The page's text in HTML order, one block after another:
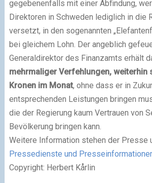
gegebenenfalls mit einer Abfindung,
Direktoren in Schweden lediglich in die
versetzt, in den sogenannten
bei gleichem Lohn. Der angeblich
Generaldirektor des Finanzamts erhält
mehrmaliger Verfehlungen, weiterhin
Kronen im Monat, ohne dass er in
entsprechenden Leistungen bringen
die der Regierung kaum Vertrauen von
Bevölkerung bringen kann.
Weitere Information stehen der Presse
Pressedienste und
Copyright: Herbert Kårlin